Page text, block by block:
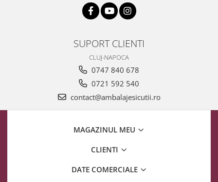
SUPORT CLIENTI
CLUJ-NAPOCA
0747 840 678
0721 592 540
contact@ambalajesicutii.ro
MAGAZINUL MEU
CLIENTI
DATE COMERCIALE